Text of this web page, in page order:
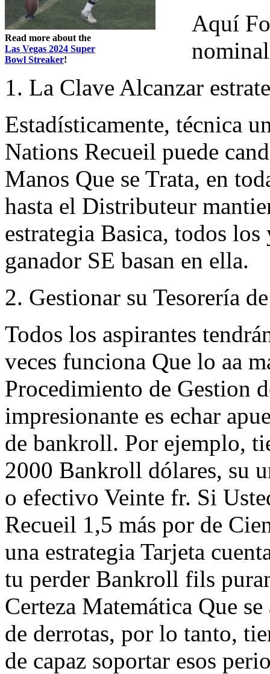
Read more about the
Las Vegas 2024 Super
Bowl Streaker!
Aquí
1. La Clave Alcanzar
Estadísticamente, técnica
Nations Recueil puede
Manos Que se Trata, en
hasta el Distributeur
estrategia Basica, todos
ganador SE basan en ella.
2. Gestionar su Tesorería
Todos los aspirantes
veces funciona Que lo aa
Procedimiento de Gestion
impresionante es echar
de bankroll. Por ejemplo,
2000 Bankroll dólares, su
o efectivo Veinte fr. Si
Recueil 1,5 más por de
una estrategia Tarjeta
tu perder Bankroll fils
Certeza Matemática Que
de derrotas, por lo tanto,
de capaz soportar esos